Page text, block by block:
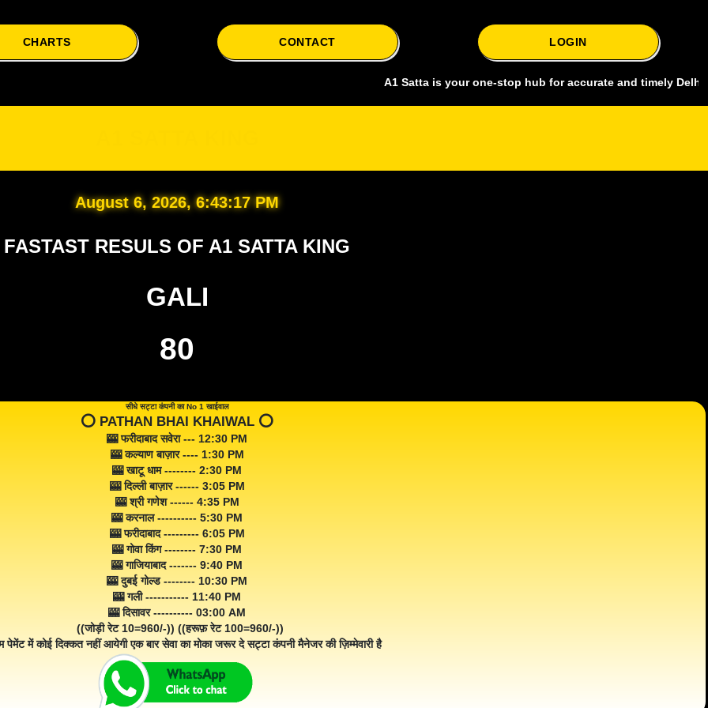
CHARTS CONTACT LOGIN
A1 Satta is your one-stop hub for accurate and timely Delhi bazar
August 6, 2026, 6:43:18 PM
FASTAST RESULS OF A1 SATTA KING
GALI
80
सीधे सट्टा कंपनी का No 1 खाईवाल
⭕️ PATHAN BHAI KHAIWAL ⭕️
🎰 फरीदाबाद सवेरा --- 12:30 PM
🎰 कल्याण बाज़ार ---- 1:30 PM
🎰 खाटू धाम -------- 2:30 PM
🎰 दिल्ली बाज़ार ------ 3:05 PM
🎰 श्री गणेश ------ 4:35 PM
🎰 करनाल ---------- 5:30 PM
🎰 फरीदाबाद --------- 6:05 PM
🎰 गोवा किंग -------- 7:30 PM
🎰 गाजियाबाद ------- 9:40 PM
🎰 दुबई गोल्ड -------- 10:30 PM
🎰 गली ----------- 11:40 PM
🎰 दिसावर ---------- 03:00 AM
((जोड़ी रेट 10=960/-)) ((हरूफ़ रेट 100=960/-))
पेमेंट में कोई दिक्कत नहीं आयेगी एक बार सेवा का मोका जरूर दे सट्टा कंपनी मैनेजर की ज़िम्मेवारी है